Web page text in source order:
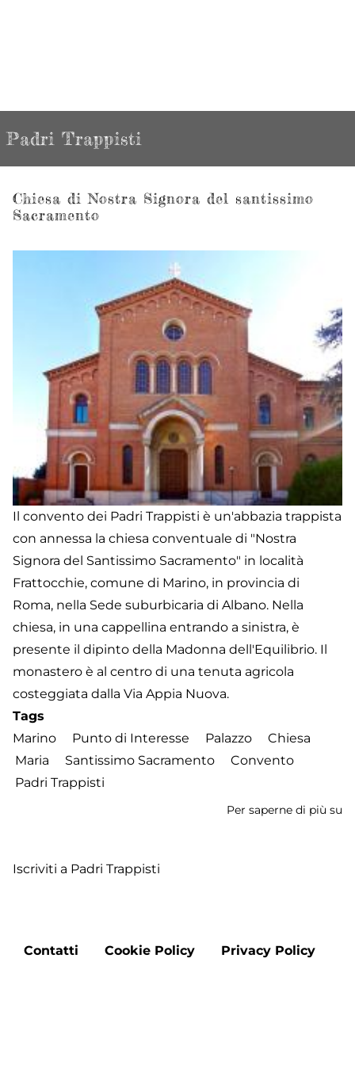
Padri Trappisti
Chiesa di Nostra Signora del santissimo
Sacramento
Il convento dei Padri Trappisti è un'abbazia trappista
con annessa la chiesa conventuale di "Nostra
Signora del Santissimo Sacramento" in località
Frattocchie, comune di Marino, in provincia di
Roma, nella Sede suburbicaria di Albano. Nella
chiesa, in una cappellina entrando a sinistra, è
presente il dipinto della Madonna dell'Equilibrio. Il
monastero è al centro di una tenuta agricola
costeggiata dalla Via Appia Nuova.
Tags
Marino
Punto di Interesse Palazzo
Chiesa
Maria
Santissimo Sacramento
Convento
Padri Trappisti
Per saperne di più su
Iscriviti a Padri Trappisti
Footer
Contatti Cookie Policy Privacy Policy